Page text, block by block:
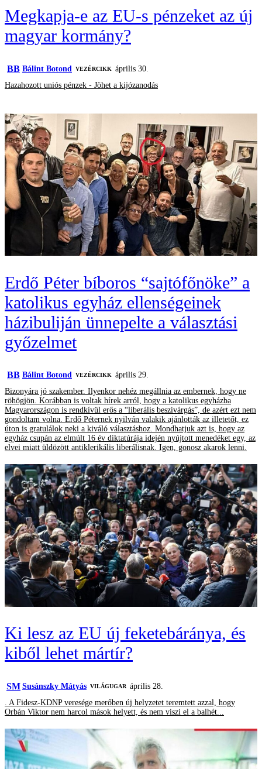
Megkapja-e az EU-s pénzeket az új
magyar kormány?
BB Bálint Botond VEZÉRCIKK
április 30.
Hazahozott uniós pénzek - Jöhet a kijózanodás
Erdő Péter bíboros “sajtófőnöke” a
katolikus egyház ellenségeinek
házibuliján ünnepelte a választási
győzelmet
BB Bálint Botond VEZÉRCIKK április 29.
Bizonyára jó szakember. Ilyenkor nehéz megállnia az embernek, hogy ne
röhögjön. Korábban is voltak hírek arról, hogy a katolikus egyházba
Magyarországon is rendkívül erős a “liberális beszivárgás”, de azért ezt nem
gondoltam volna. Erdő Péternek nyilván valakik ajánlották az illetetőt, ez
úton is gratulálok neki a kiváló választáshoz. Mondhatjuk azt is, hogy az
egyház csupán az elmúlt 16 év diktatúrája idején nyújtott menedéket egy, az
elvei miatt üldözött antiklerikális liberálisnak. Igen, gonosz akarok lenni.
Ki lesz az EU új feketebáránya, és
kiből lehet mártír?
SM Susánszky Mátyás VILÁGUGAR április 28.
. A Fidesz-KDNP veresége merőben új helyzetet teremtett azzal, hogy
Orbán Viktor nem harcol mások helyett, és nem viszi el a balhét...